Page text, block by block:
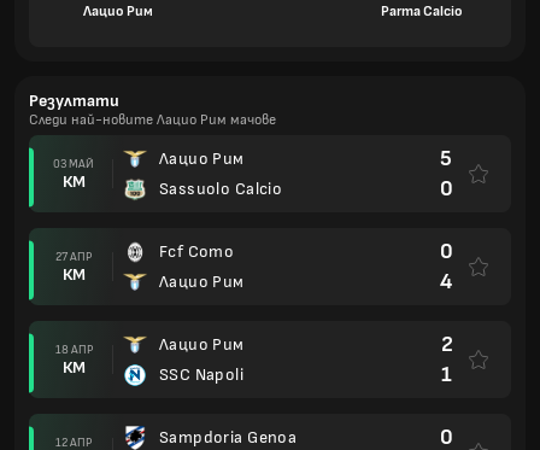
Лацио Рим
Parma Calcio
Резултати
Следи най-новите Лацио Рим мачове
03 МАЙ
КМ
Лацио Рим
Sassuolo Calcio
5
0
27 АПР
КМ
Fcf Como
Лацио Рим
0
4
18 АПР
КМ
Лацио Рим
SSC Napoli
2
1
12 АПР
Sampdoria Genoa
0